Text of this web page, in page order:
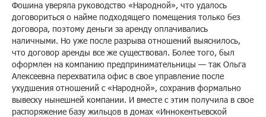
Фошина уверяла руководство «Народной», что удалось
договориться о найме подходящего помещения только без
договора, поэтому деньги за аренду оплачивались
наличными. Но уже после разрыва отношений выяснилось,
что договор аренды все же существовал. Более того, был
оформлен на компанию предпринимательницы — так Ольга
Алексеевна перехватила офис в свое управление после
ухудшения отношений с «Народной», сохранив формально
вывеску нынешней компании. И вместе с этим получила в свое
распоряжение базу жильцов в домах «Иннокентьевской